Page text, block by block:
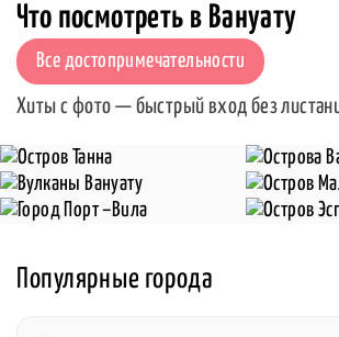
Что посмотреть в Вануату
Все достопримечательности
Хиты с фото — быстрый вход без
Популярные города